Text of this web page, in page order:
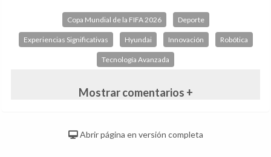
Copa Mundial de la FIFA 2026 Deporte
Experiencias Significativas Hyundai Innovación Robótica
Tecnología Avanzada
Mostrar comentarios +
Abrir página en versión completa